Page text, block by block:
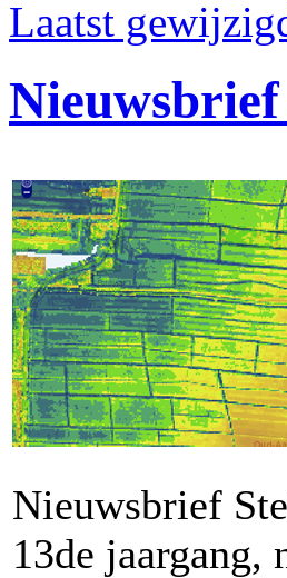
Laatst
Nieuwsbrief
13de jaargang,